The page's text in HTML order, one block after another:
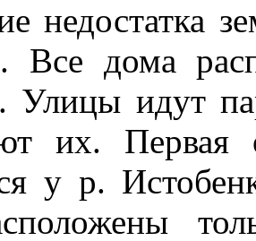
недостатка
Все дома
Улицы идут
их.
у р.